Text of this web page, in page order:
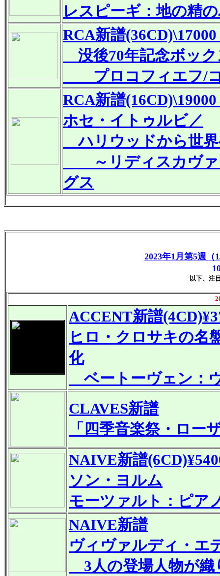
レスピーギ：地の精
RCA新譜
没後70年記念ボッ
プロコフィエフ/コ
RCA新譜
ホセ・イトゥルビ／
ハリウッドから世
～リディスカヴァ
グス
2023年1月第5週（
以下、注
ACCENT新譜
ヒロ・クロサキの名
化
ベートーヴェン：
CLAVES新譜
「四季音楽祭・ロー
NAIVE新譜
ソン・ヨルム
モーツァルト：ピア
NAIVE新譜
ヴィヴァルディ・エ
3人の登場人物が織